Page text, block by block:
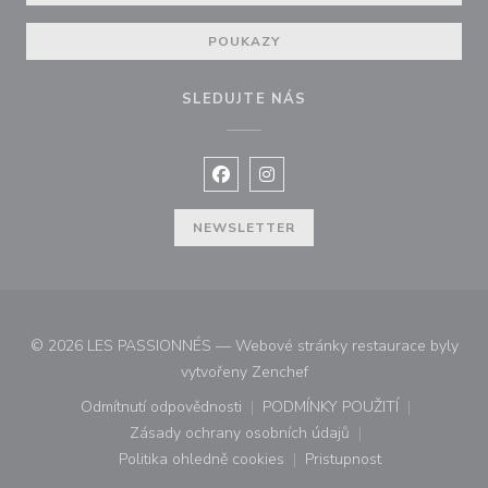
POUKAZY
SLEDUJTE NÁS
Facebook ((otevře se v novém
Instagram ((otevře se v
NEWSLETTER
© 2026 LES PASSIONNÉS — Webové stránky restaurace byly
vytvořeny Zenchef((otevře se v novém okně))
Odmítnutí odpovědnosti
((otevře se v novém okně))
PODMÍNKY POUŽITÍ
((otevře se v novém
Zásady ochrany osobních údajů
((otevře se v novém okně))
Politika ohledně cookies
((otevře se v novém okně))
Pristupnost
((otevře se v novém